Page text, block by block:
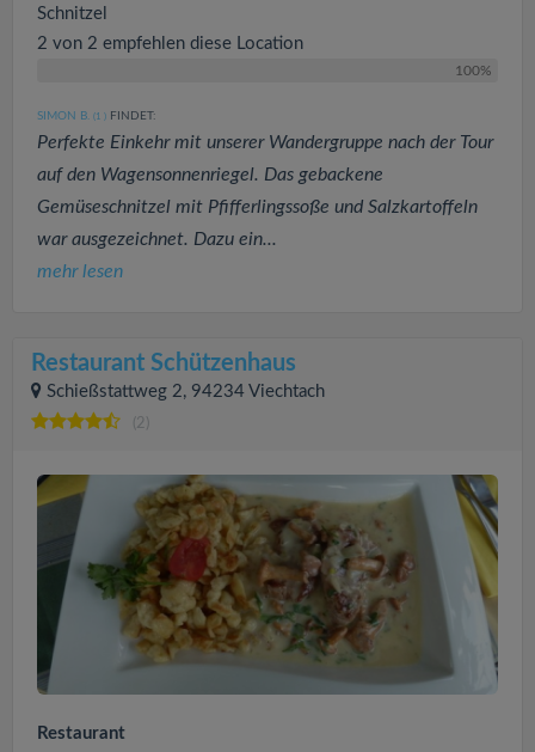
Schnitzel
2 von 2 empfehlen diese Location
100%
SIMON B. (1 ) FINDET:
Perfekte Einkehr mit unserer Wandergruppe nach der Tour
auf den Wagensonnenriegel. Das gebackene
Gemüseschnitzel mit Pfifferlingssoße und Salzkartoffeln
war ausgezeichnet. Dazu ein...
mehr lesen
Restaurant Schützenhaus
Schießstattweg 2, 94234 Viechtach
(2)
Restaurant